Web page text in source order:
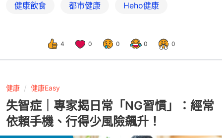
健康飲食 都市健康 Heho健康
4 0 0 0 0
健康 健康Easy
失智症｜專家揭日常「NG習慣」：經常
依賴手機、行得少風險飆升！